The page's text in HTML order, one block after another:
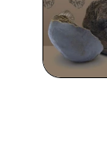
ένα
modal
παράθυρο